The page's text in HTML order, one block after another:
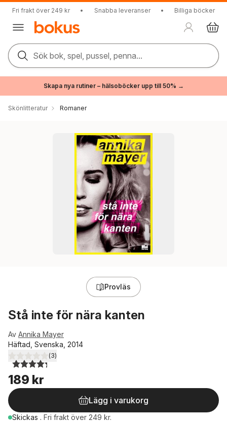
Fri frakt över 249 kr • Snabba leveranser • Billiga böcker
Sök bok, spel, pussel, penna...
Skapa nya rutiner – hälsoböcker upp till 50% →
Skönlitteratur Romaner
Provläs
Stå inte för nära kanten
Av Annika Mayer
Häftad, Svenska, 2014
4,3utav 5 stjärnor. Totalt antal röster:
(3)
189 kr
Lägg i varukorg
Skickas . Fri frakt över 249 kr.